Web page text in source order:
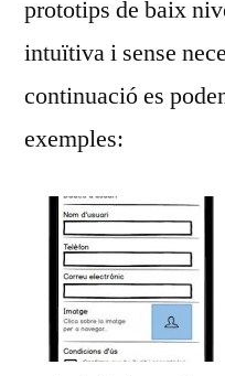
prototips de baix
intuïtiva i sense
continuació es
exemples: